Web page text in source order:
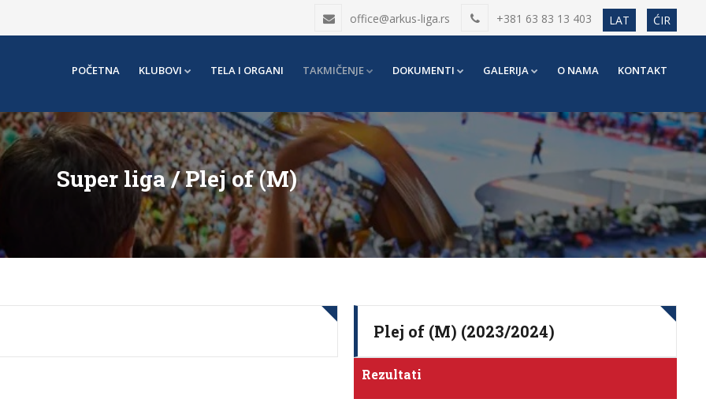
office@arkus-liga.rs +381 63 83 13 403 LAT ĆIR
POČETNA KLUBOVI TELA I ORGANI TAKMIČENJE DOKUMENTI GALERIJA O NAMA KONTAKT
Super liga / Plej of (M)
Plej of (M) (2023/2024)
Rezultati